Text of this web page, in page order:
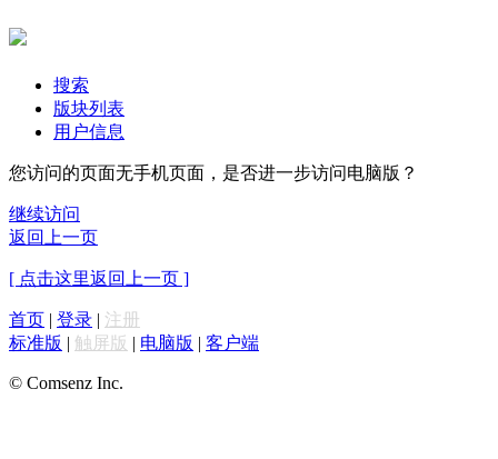
搜索
版块列表
用户信息
您访问的页面无手机页面，是否进一步访问电脑版？
继续访问
返回上一页
[ 点击这里返回上一页 ]
首页 | 登录 | 注册
标准版 | 触屏版 | 电脑版 | 客户端
© Comsenz Inc.